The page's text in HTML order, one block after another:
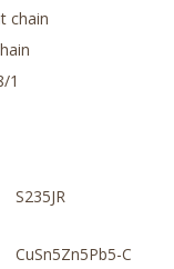
chain
1
S235JR
CuSn5Zn5Pb5-C